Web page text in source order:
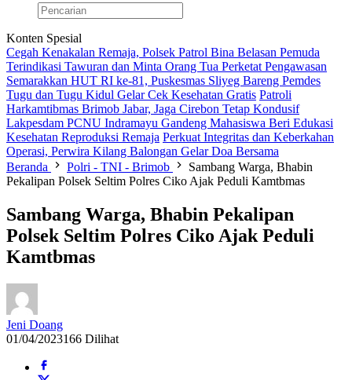
Konten Spesial
Cegah Kenakalan Remaja, Polsek Patrol Bina Belasan Pemuda
Terindikasi Tawuran dan Minta Orang Tua Perketat Pengawasan
Semarakkan HUT RI ke-81, Puskesmas Sliyeg Bareng Pemdes
Tugu dan Tugu Kidul Gelar Cek Kesehatan Gratis Patroli
Harkamtibmas Brimob Jabar, Jaga Cirebon Tetap Kondusif
Lakpesdam PCNU Indramayu Gandeng Mahasiswa Beri Edukasi
Kesehatan Reproduksi Remaja Perkuat Integritas dan Keberkahan
Operasi, Perwira Kilang Balongan Gelar Doa Bersama
Beranda
Polri - TNI - Brimob
Sambang Warga, Bhabin
Pekalipan Polsek Seltim Polres Ciko Ajak Peduli Kamtbmas
Sambang Warga, Bhabin Pekalipan
Polsek Seltim Polres Ciko Ajak Peduli
Kamtbmas
Jeni Doang
01/04/2023166 Dilihat